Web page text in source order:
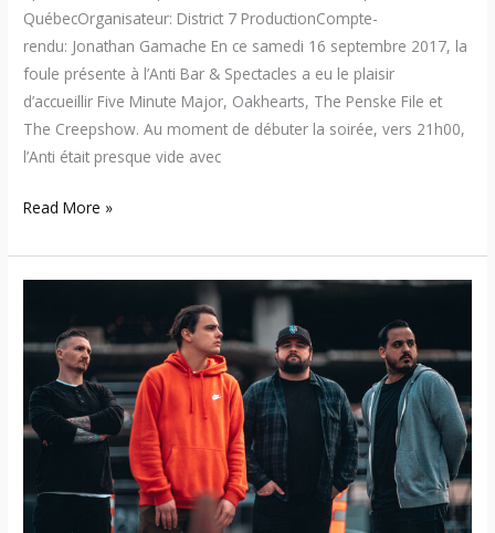
QuébecOrganisateur: District 7 ProductionCompte-
rendu: Jonathan Gamache En ce samedi 16 septembre 2017, la
foule présente à l’Anti Bar & Spectacles a eu le plaisir
d’accueillir Five Minute Major, Oakhearts, The Penske File et
The Creepshow. Au moment de débuter la soirée, vers 21h00,
l’Anti était presque vide avec
Read More »
Stray
From
The
Path
Kid